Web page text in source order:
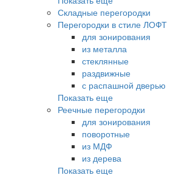
Складные перегородки
Перегородки в стиле ЛОФТ
для зонирования
из металла
стеклянные
раздвижные
с распашной дверью
Показать еще
Реечные перегородки
для зонирования
поворотные
из МДФ
из дерева
Показать еще